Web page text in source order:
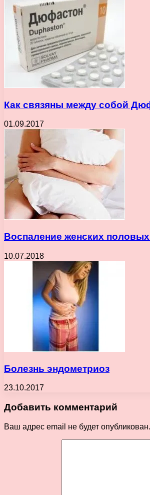
Как связяны между собой
01.09.2017
Воспаление женских
10.07.2018
Болезнь эндометриоз
23.10.2017
Добавить комментарий
Ваш адрес email не будет опубликован.